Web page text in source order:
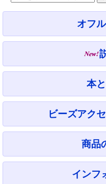
オフ
本
ビーズアク
商品
インフ